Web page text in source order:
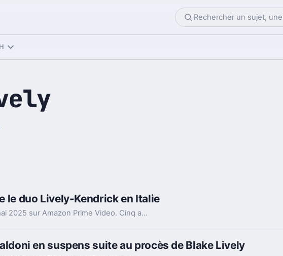
le duo Lively-Kendrick en Italie
La suite de A Simple Favor arrive le 1er mai 2025 sur Amazon Prime Video. Cinq ans après, Emily sort de prison et un nouveau meurtre se profile.
en suspens suite au procès de Blake Lively